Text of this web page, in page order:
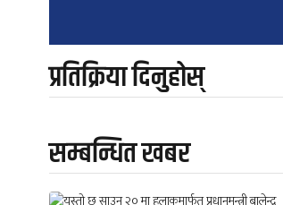
प्रतिक्रिया दिनुहोस्
सम्बन्धित खबर